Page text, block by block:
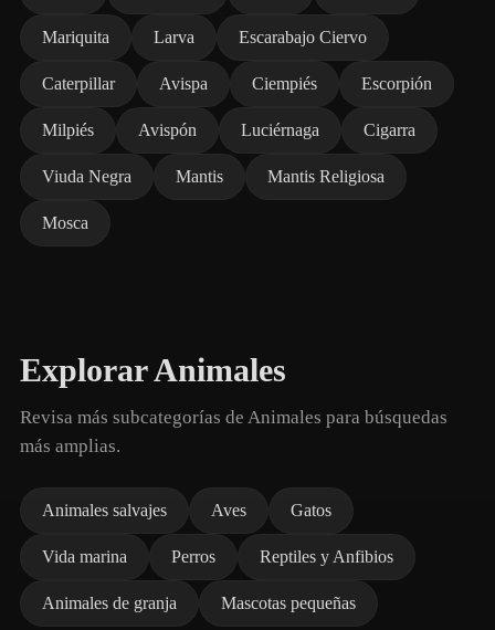
Mariquita Larva Escarabajo Ciervo
Caterpillar Avispa Ciempiés Escorpión
Milpiés Avispón Luciérnaga Cigarra
Viuda Negra Mantis Mantis Religiosa
Mosca
Explorar Animales
Revisa más subcategorías de Animales para búsquedas
más amplias.
Animales salvajes Aves Gatos
Vida marina Perros Reptiles y Anfibios
Animales de granja Mascotas pequeñas